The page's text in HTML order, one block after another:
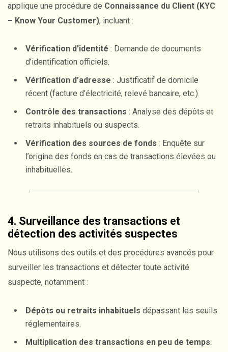
applique une procédure de Connaissance du Client (KYC
– Know Your Customer), incluant :
Vérification d’identité : Demande de documents
d’identification officiels.
Vérification d’adresse : Justificatif de domicile
récent (facture d’électricité, relevé bancaire, etc.).
Contrôle des transactions : Analyse des dépôts et
retraits inhabituels ou suspects.
Vérification des sources de fonds : Enquête sur
l’origine des fonds en cas de transactions élevées ou
inhabituelles.
4. Surveillance des transactions et
détection des activités suspectes
Nous utilisons des outils et des procédures avancés pour
surveiller les transactions et détecter toute activité
suspecte, notamment :
Dépôts ou retraits inhabituels dépassant les seuils
réglementaires.
Multiplication des transactions en peu de temps.